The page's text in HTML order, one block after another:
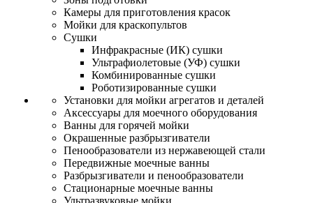
Камеры для приготовления красок
Мойки для краскопультов
Сушки
Инфракрасные (ИК) сушки
Ультрафиолетовые (УФ) сушки
Комбинированные сушки
Роботизированные сушки
Установки для мойки агрегатов и деталей
Аксессуары для моечного оборудования
Ванны для горячей мойки
Окрашенные разбрызгиватели
Пенообразователи из нержавеющей стали
Передвижные моечные ванны
Разбрызгиватели и пенообразователи
Стационарные моечные ванны